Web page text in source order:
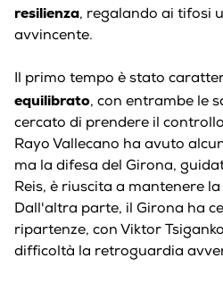
resilienza, regalando ai tifosi
avvincente.
Il primo tempo è stato
equilibrato, con entrambe le
cercato di prendere il
Rayo Vallecano ha avuto
ma la difesa del Girona,
Reis, è riuscita a mantenere
Dall'altra parte, il Girona ha
ripartenze, con Viktor
difficoltà la retroguardia